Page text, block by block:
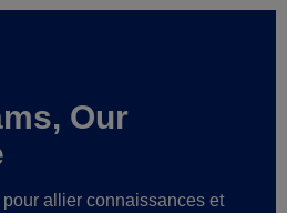
Our
allier connaissances et